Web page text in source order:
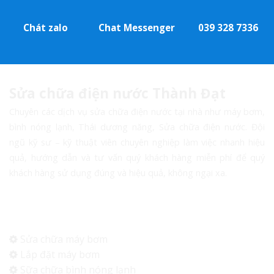
Chát zalo Chat Messenger 039 328 7336